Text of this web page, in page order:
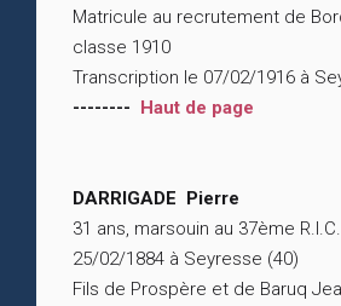
Matricule au recrutement de
classe 1910
Transcription le 07/02/1916 à
-------- Haut de page
DARRIGADE Pierre
31 ans, marsouin au 37ème
25/02/1884 à Seyresse (40)
Fils de Prospère et de Baruq